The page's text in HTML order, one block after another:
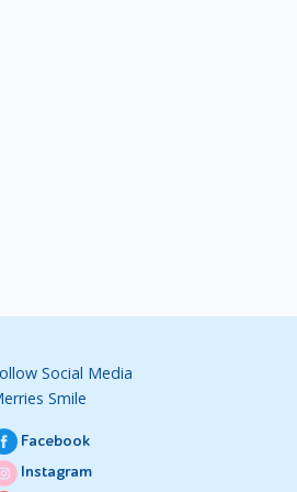
Social Media
Smile
Facebook
Instagram